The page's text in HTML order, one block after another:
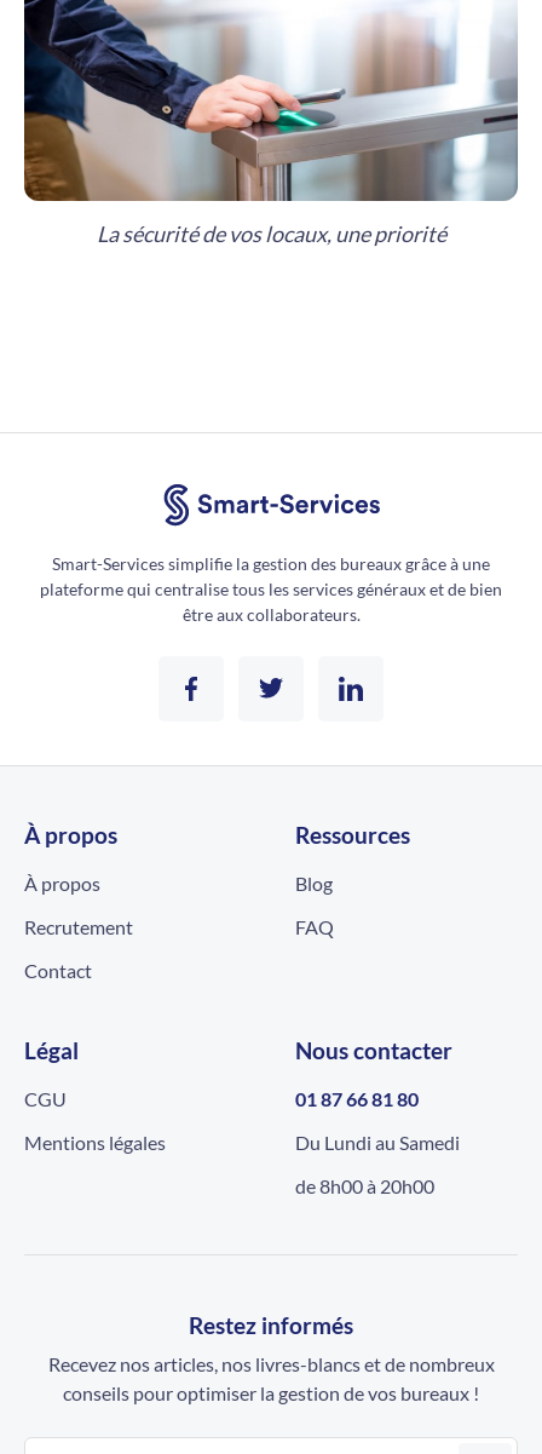
La sécurité de vos locaux, une priorité
Smart-Services simplifie la gestion des bureaux grâce à une
plateforme qui centralise tous les services généraux et de bien
être aux collaborateurs.
À propos
À propos
Recrutement
Contact
Ressources
Blog
FAQ
Légal
CGU
Mentions légales
Nous contacter
01 87 66 81 80
Du Lundi au Samedi
de 8h00 à 20h00
Restez informés
Recevez nos articles, nos livres-blancs et de nombreux
conseils pour optimiser la gestion de vos bureaux !